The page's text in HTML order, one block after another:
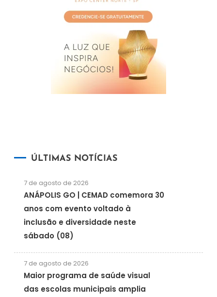
ÚLTIMAS NOTÍCIAS
7 de agosto de 2026
ANÁPOLIS GO | CEMAD comemora 30
anos com evento voltado à
inclusão e diversidade neste
sábado (08)
7 de agosto de 2026
Maior programa de saúde visual
das escolas municipais amplia